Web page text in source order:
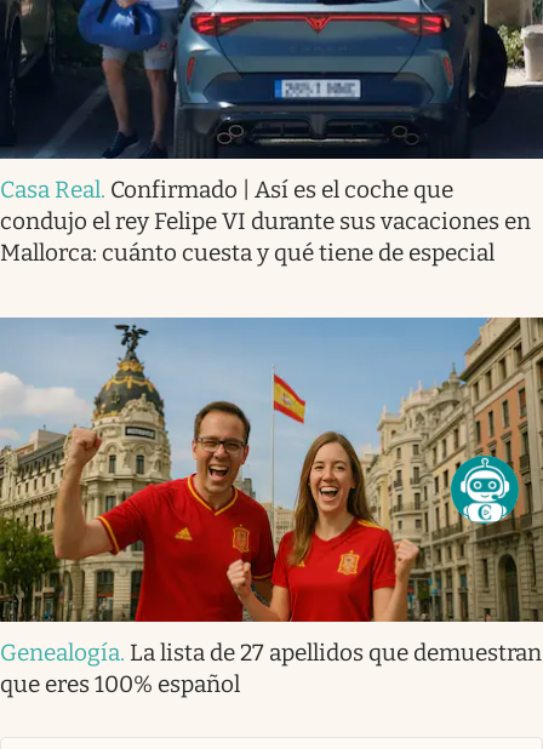
Casa Real. Confirmado | Así es el coche que
condujo el rey Felipe VI durante sus vacaciones en
Mallorca: cuánto cuesta y qué tiene de especial
Genealogía. La lista de 27 apellidos que demuestran
que eres 100% español